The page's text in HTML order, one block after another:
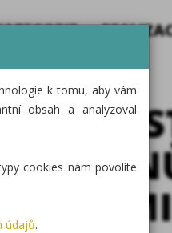
A
k tomu, aby vám
obsah a analyzoval
cookies nám povolíte
údajů.